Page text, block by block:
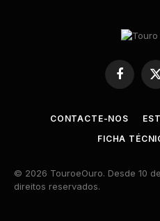
CONTACTE-NOS
FICHA
© 2026 TouroeOuro. Desde 10
direitos reservados.